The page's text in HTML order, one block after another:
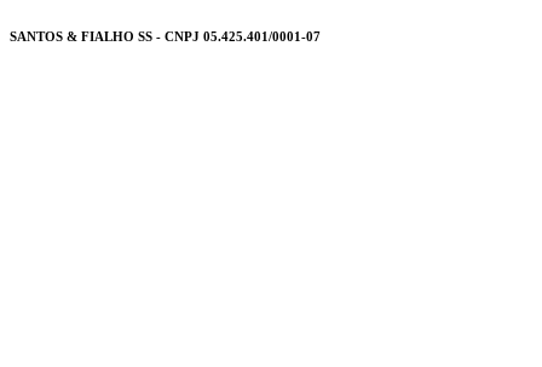
SANTOS & FIALHO SS - CNPJ 05.425.401/0001-07